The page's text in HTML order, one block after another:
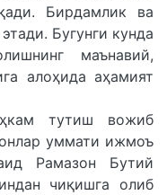
Бирдамлик ва
Бугунги кунда
маънавий,
алоҳида аҳамият
тутиш вожиб
уммати ижмоъ
Рамазон Бутий
чиқишга олиб